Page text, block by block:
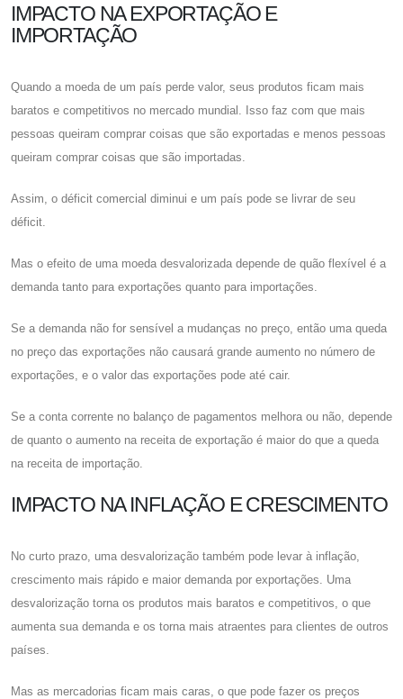
IMPACTO NA EXPORTAÇÃO E
IMPORTAÇÃO
Quando a moeda de um país perde valor, seus produtos ficam mais
baratos e competitivos no mercado mundial. Isso faz com que mais
pessoas queiram comprar coisas que são exportadas e menos pessoas
queiram comprar coisas que são importadas.
Assim, o déficit comercial diminui e um país pode se livrar de seu
déficit.
Mas o efeito de uma moeda desvalorizada depende de quão flexível é a
demanda tanto para exportações quanto para importações.
Se a demanda não for sensível a mudanças no preço, então uma queda
no preço das exportações não causará grande aumento no número de
exportações, e o valor das exportações pode até cair.
Se a conta corrente no balanço de pagamentos melhora ou não, depende
de quanto o aumento na receita de exportação é maior do que a queda
na receita de importação.
IMPACTO NA INFLAÇÃO E CRESCIMENTO
No curto prazo, uma desvalorização também pode levar à inflação,
crescimento mais rápido e maior demanda por exportações. Uma
desvalorização torna os produtos mais baratos e competitivos, o que
aumenta sua demanda e os torna mais atraentes para clientes de outros
países.
Mas as mercadorias ficam mais caras, o que pode fazer os preços